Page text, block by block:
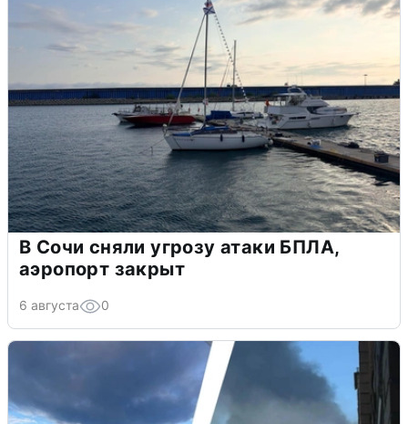
В Сочи сняли угрозу атаки БПЛА,
аэропорт закрыт
6 августа 0